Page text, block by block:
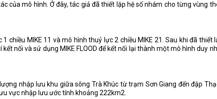
của mô hình. Ở đây, tác giả đã thiết lập hệ số nhám cho từng vùng
chiều MIKE 11 và mô hình thuỷ lực 2 chiều MIKE 21. Sau khi đã thiết
nối và sử dụng MIKE FLOOD để kết nối lại thành một mô hình duy
nhập lưu khu giữa sông Trà Khúc từ trạm Sơn Giang đến đập
vực nhập lưu ước tính khoảng 222km2.